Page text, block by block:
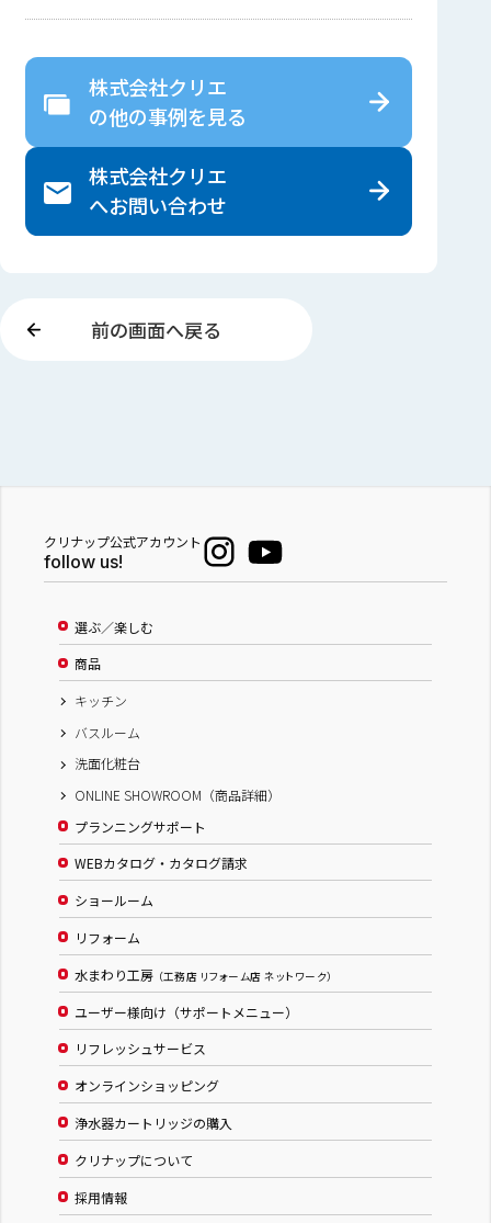
株式会社クリエ
の他の事例を見る
株式会社クリエ
へお問い合わせ
前の画面へ戻る
クリナップ公式アカウント
follow us!
選ぶ／楽しむ
商品
キッチン
バスルーム
洗面化粧台
ONLINE SHOWROOM（商品詳細）
プランニングサポート
WEBカタログ・カタログ請求
ショールーム
リフォーム
水まわり工房 （工務店 リフォーム店 ネットワーク）
ユーザー様向け（サポートメニュー）
リフレッシュサービス
オンラインショッピング
浄水器カートリッジの購入
クリナップについて
採用情報